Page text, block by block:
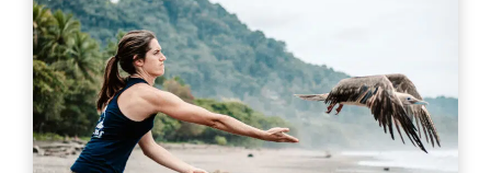
animaux
sauvages
en
Amazonie
équatorienne